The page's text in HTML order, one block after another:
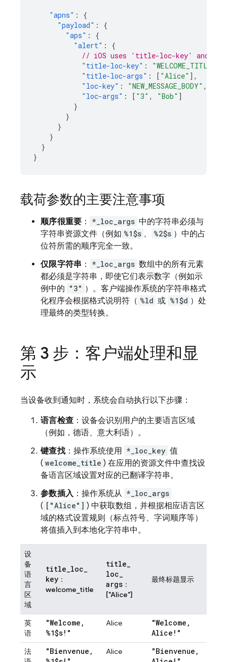
"apns" :
{
"payload" :
{
"aps" :
{
"alert" :
{
// iOS uses 'title-loc-key' and
"title-loc-key" : "WELCOME_TITLE"
"title-loc-args" : [ "Alice" ],
"loc-key" : "NEW_MESSAGE_BODY" ,
"loc-args" : [ "3" , "Bob" ]
}
}
}
}
}
}
载荷参数的主要注意事项
顺序很重要 ： *_loc_args 中的字符串必须与
字符串资源文件（例如 %1$s 、 %2$s ）中的占
位符所需的顺序完全一致。
仅限字符串 ： *_loc_args 数组中的所有元素
都必须是字符串，即使它们表示数字（例如示
例中的 "3" ）。客户端操作系统的字符串格式
化程序会根据格式说明符（ %ld 或 %1$d ）处
理最终的类型转换。
第 3 步：客户端处理和显
示
当设备收到通知时，系统会自动执行以下步骤：
语言检查 ：设备会识别用户的主要语言区域
（例如，德语、意大利语）。
键查找：操作系统使用 *_loc_key 值
( welcome_title ) 在应用的资源文件中查找设
备语言区域设置对应的已翻译字符串。
参数插入：操作系统从 *_loc_args
( ["Alice"] ) 中获取数组，并根据相应语言区
域的格式设置规则（标点符号、字词顺序等）
将值插入到本地化字符串中。
设
备
语
言
区
域
title_loc_
key ：
welcome_title
title_
loc_
args ：
["Alice"]
最终标题显示
英
语
"Welcome ,
%1$s!"
Alice "Welcome ,
Alice!"
法
"Bienvenue ,
Alice "Bienvenue ,